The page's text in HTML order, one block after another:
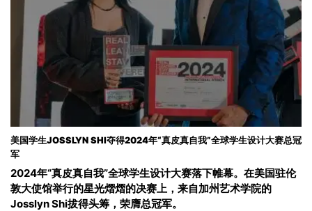
美国学生JOSSLYN SHI夺得2024年“真皮真自我”全球学生设计大赛总冠
军
2024年“真皮真自我”全球学生设计大赛落下帷幕。在美国驻伦
敦大使馆举行的星光熠熠的决赛上，来自加州艺术学院的
Josslyn Shi拔得头筹，荣膺总冠军。